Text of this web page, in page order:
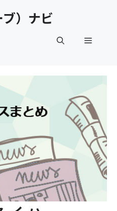
）ナビ
メ
ー